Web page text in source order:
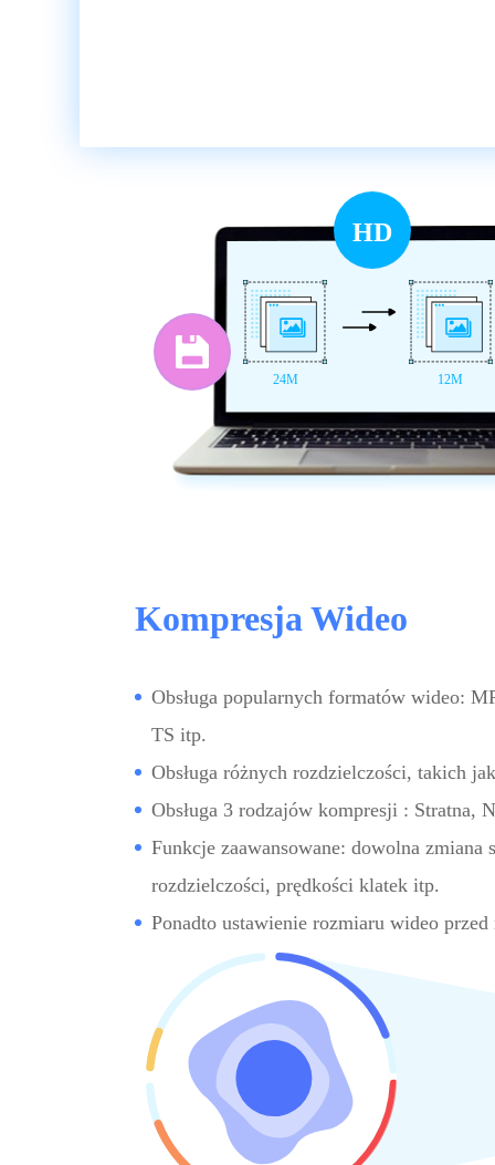
HD
24M 12M
Kompresja Wideo
Obsługa popularnych formatów wideo:
TS itp.
Obsługa różnych rozdzielczości, takich
Obsługa 3 rodzajów kompresji : Stratna,
Funkcje zaawansowane: dowolna zmiana
rozdzielczości, prędkości klatek itp.
Ponadto ustawienie rozmiaru wideo